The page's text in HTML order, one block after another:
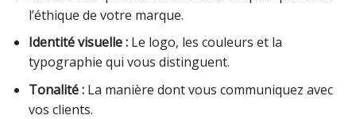
l’éthique de votre marque.
Identité visuelle :Le logo, les couleurs et la
typographie qui vous distinguent.
Tonalité :La manière dont vous communiquez avec
vos clients.